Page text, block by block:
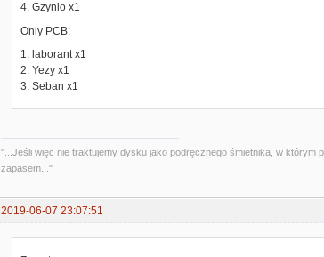
4. Gzynio x1
Only PCB:
1. laborant x1
2. Yezy x1
3. Seban x1
"...Jeśli więc nie traktujemy dysku jako podręcznego śmietnika, w
zapasem..."
2019-06-07 23:07:51